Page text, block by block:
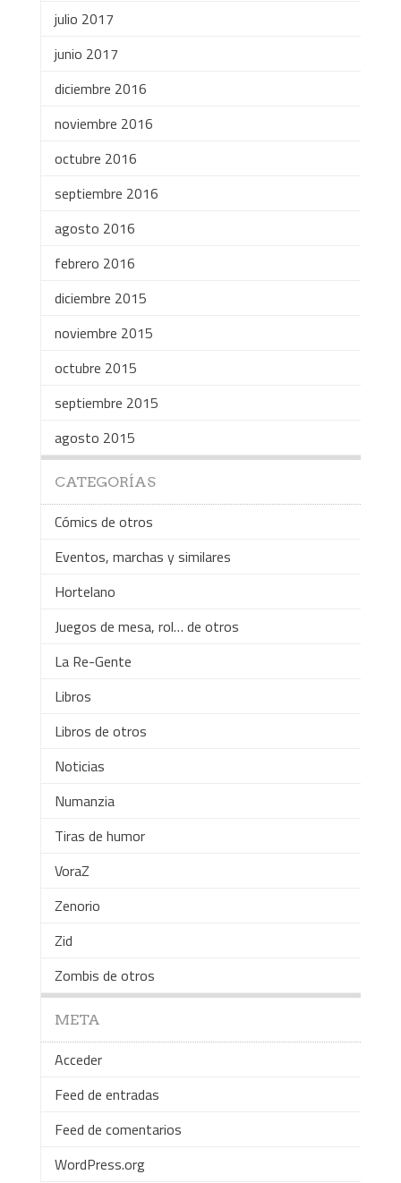
julio 2017
junio 2017
diciembre 2016
noviembre 2016
octubre 2016
septiembre 2016
agosto 2016
febrero 2016
diciembre 2015
noviembre 2015
octubre 2015
septiembre 2015
agosto 2015
CATEGORÍAS
Cómics de otros
Eventos, marchas y similares
Hortelano
Juegos de mesa, rol… de otros
La Re-Gente
Libros
Libros de otros
Noticias
Numanzia
Tiras de humor
VoraZ
Zenorio
Zid
Zombis de otros
META
Acceder
Feed de entradas
Feed de comentarios
WordPress.org